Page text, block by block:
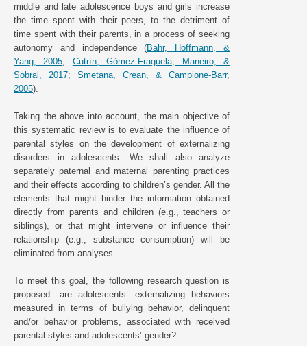
middle and late adolescence boys and girls increase
the time spent with their peers, to the detriment of
time spent with their parents, in a process of seeking
autonomy and independence (Bahr, Hoffmann, &
Yang, 2005; Cutrín, Gómez-Fraguela, Maneiro, &
Sobral, 2017; Smetana, Crean, & Campione-Barr,
2005).
Taking the above into account, the main objective of
this systematic review is to evaluate the influence of
parental styles on the development of externalizing
disorders in adolescents. We shall also analyze
separately paternal and maternal parenting practices
and their effects according to children’s gender. All the
elements that might hinder the information obtained
directly from parents and children (e.g., teachers or
siblings), or that might intervene or influence their
relationship (e.g., substance consumption) will be
eliminated from analyses.
To meet this goal, the following research question is
proposed: are adolescents’ externalizing behaviors
measured in terms of bullying behavior, delinquent
and/or behavior problems, associated with received
parental styles and adolescents’ gender?